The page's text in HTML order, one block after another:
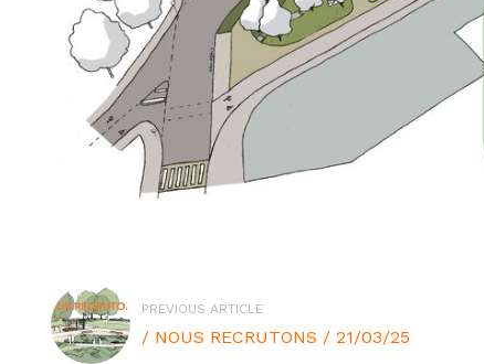
PREVIOUS ARTICLE
/ NOUS RECRUTONS / 21/03/25